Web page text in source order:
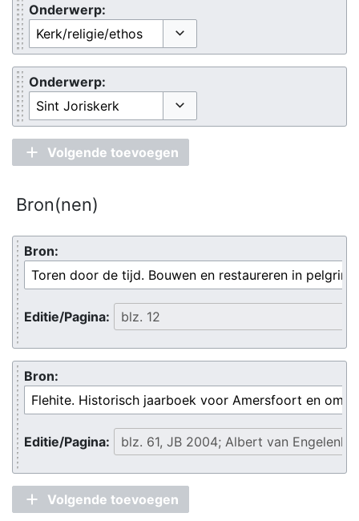
Onderwerp:
Opties omschakelen
Onderwerp:
Opties omschakelen
Volgende toevoegen
Bron(nen)
Bron:
Editie/Pagina:
Bron:
Editie/Pagina:
Volgende toevoegen